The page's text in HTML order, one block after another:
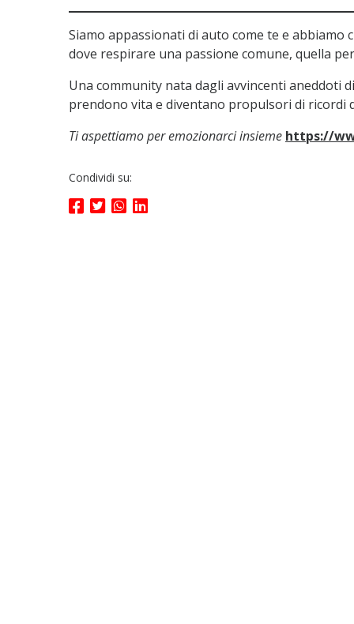
Siamo appassionati di auto come te e
dove respirare una passione comune, quella
Una community nata dagli avvincenti aneddoti di
prendono vita e diventano propulsori di ricordi
Ti aspettiamo per emozionarci insieme https://
Condividi su: